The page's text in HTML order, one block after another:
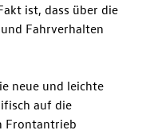
ist, dass über die
Fahrverhalten
neue und leichte
auf die
Frontantrieb